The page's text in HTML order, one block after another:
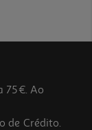
75€. Ao
de Crédito.